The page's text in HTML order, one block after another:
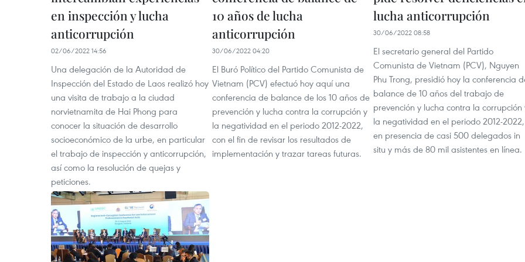
en inspección y lucha
anticorrupción
02/06/2022 14:56
Una delegación de la Autoridad de
Inspección del Estado de Laos realizó hoy
una visita de trabajo a la ciudad
norvietnamita de Hai Phong para
conocer la situación de desarrollo
socioeconómico de la urbe, en particular
el trabajo de inspección y anticorrupción,
así como la resolución de quejas y
peticiones.
10 años de lucha
anticorrupción
30/06/2022 04:20
El Buró Político del Partido Comunista de
Vietnam (PCV) efectuó hoy aquí una
conferencia de balance de los 10 años de
prevención y lucha contra la corrupción y
la negatividad en el periodo 2012-2022,
con el fin de revisar los resultados de
implementación y trazar tareas futuras.
lucha anticorrupción
30/06/2022 08:58
El secretario general del Partido
Comunista de Vietnam (PCV), Nguyen
Phu Trong, presidió hoy la conferencia
balance de 10 años del trabajo de
prevención y lucha contra la corrupción
la negatividad en el periodo 2012-2022,
en presencia de casi 500 delegados in
situ y más de 80 mil asistentes en línea.